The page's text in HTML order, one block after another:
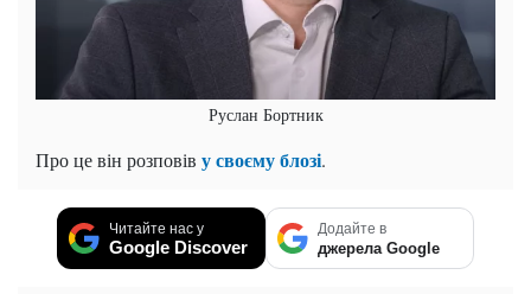
Руслан Бортник
Про це він розповів у своєму блозі.
Читайте нас у
Google Discover
Додайте в
джерела Google